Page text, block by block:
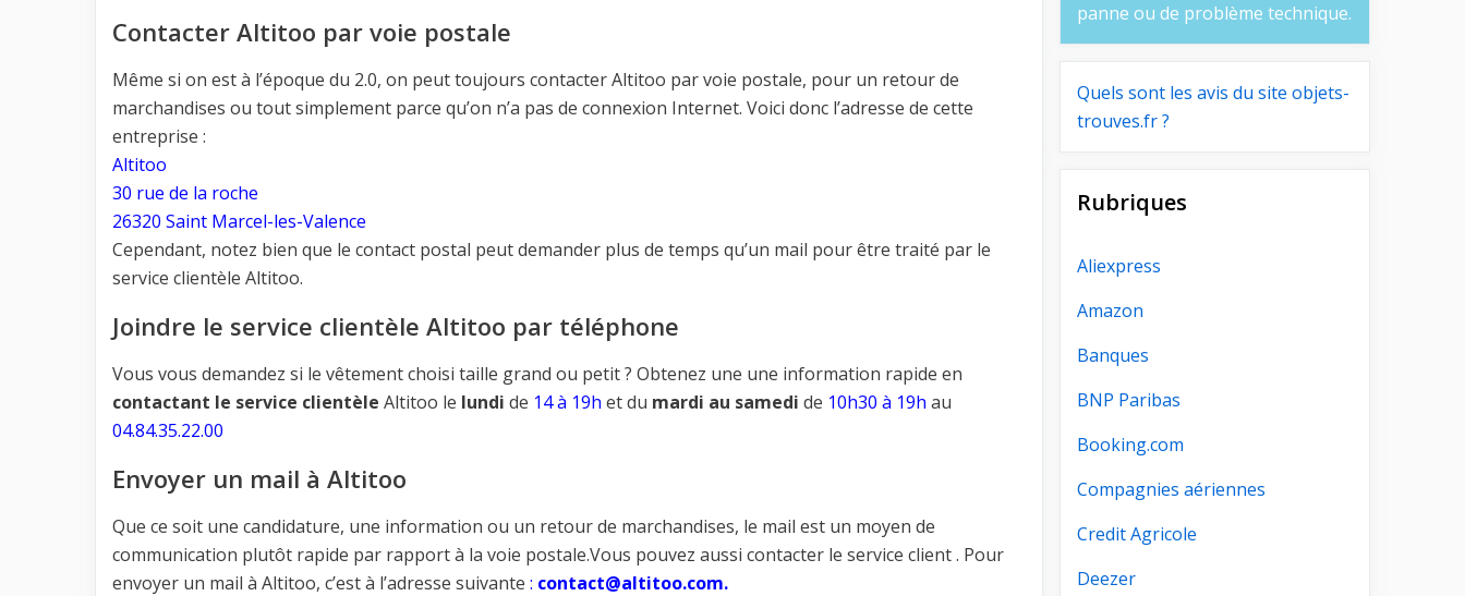
Contacter Altitoo par voie postale
Même si on est à l’époque du 2.0, on peut toujours contacter Altitoo par voie postale, pour un retour de
marchandises ou tout simplement parce qu’on n’a pas de connexion Internet. Voici donc l’adresse de cette
entreprise :
Altitoo
30 rue de la roche
26320 Saint Marcel-les-Valence
Cependant, notez bien que le contact postal peut demander plus de temps qu’un mail pour être traité par le
service clientèle Altitoo.
Joindre le service clientèle Altitoo par téléphone
Vous vous demandez si le vêtement choisi taille grand ou petit ? Obtenez une une information rapide en
contactant le service clientèle Altitoo le lundi de 14 à 19h et du mardi au samedi de 10h30 à 19h au
04.84.35.22.00
Envoyer un mail à Altitoo
Que ce soit une candidature, une information ou un retour de marchandises, le mail est un moyen de
communication plutôt rapide par rapport à la voie postale.Vous pouvez aussi contacter le service client . Pour
envoyer un mail à Altitoo, c’est à l’adresse suivante : contact@altitoo.com.
panne ou de problème technique.
Quels sont les avis du site objets-
trouves.fr ?
Rubriques
Aliexpress
Amazon
Banques
BNP Paribas
Booking.com
Compagnies aériennes
Credit Agricole
Deezer